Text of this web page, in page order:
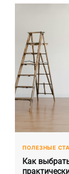
ПОЛЕЗНЫЕ
Как